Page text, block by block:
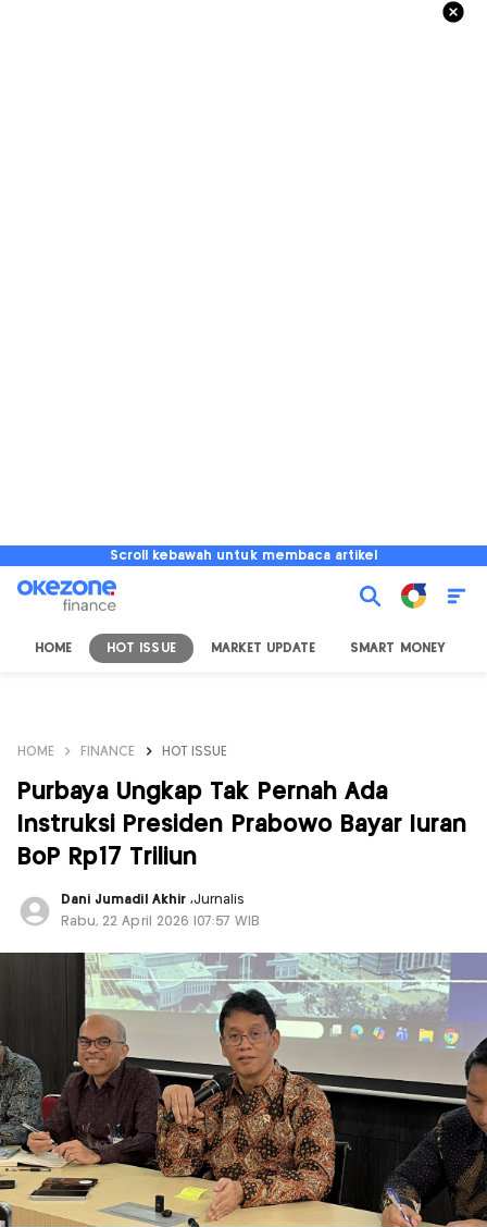
Scroll kebawah untuk membaca artikel
HOME HOT ISSUE MARKET UPDATE SMART MONEY
HOME FINANCE HOT ISSUE
Purbaya Ungkap Tak Pernah Ada
Instruksi Presiden Prabowo Bayar Iuran
BoP Rp17 Triliun
Dani Jumadil Akhir ,Jurnalis
Rabu, 22 April 2026 |07:57 WIB